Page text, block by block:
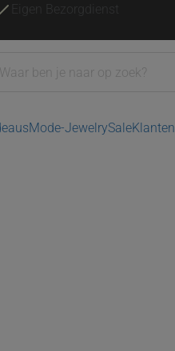
Eigen Bezorgdienst
Mode-JewelrySale